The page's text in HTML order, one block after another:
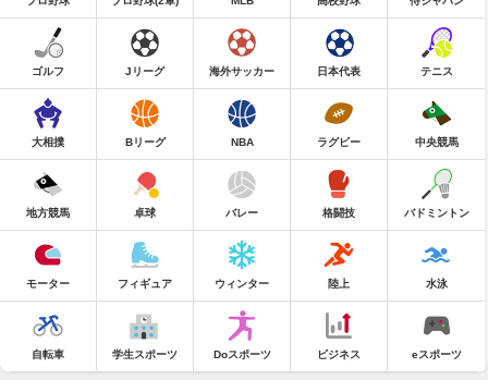
ゴルフ Jリーグ 海外サッカー 日本代表 テニス
大相撲 Bリーグ NBA ラグビー 中央競馬
地方競馬 卓球 バレー 格闘技 バドミントン
モーター フィギュア ウィンター 陸上 水泳
自転車 学生スポーツ Doスポーツ ビジネス eスポーツ